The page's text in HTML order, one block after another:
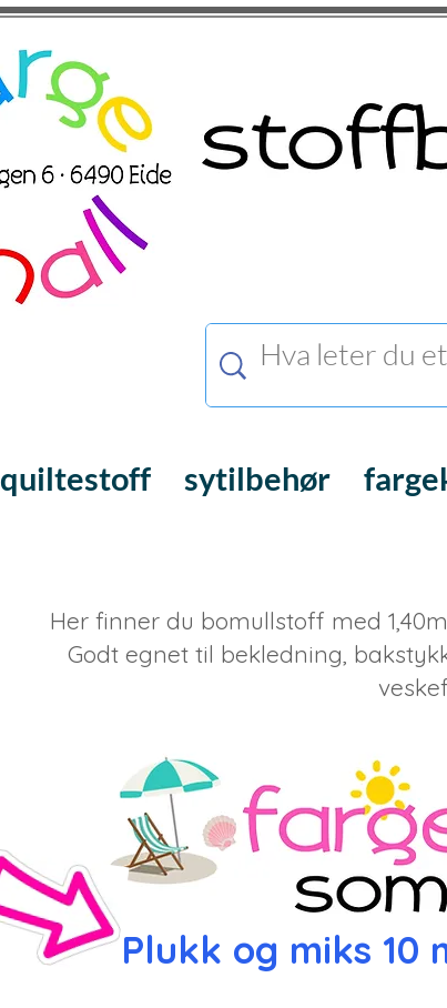
quiltestoff sytilbehør
Her finner du bomullstoff med
Godt egnet til bekledning,
Plukk og miks